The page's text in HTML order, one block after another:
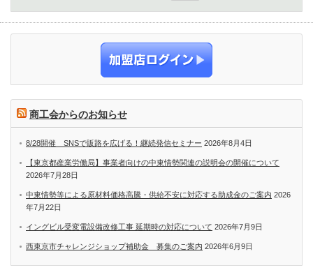
商工会からのお知らせ
8/28開催 SNSで販路を広げる！継続発信セミナー 2026年8月4日
【東京都産業労働局】事業者向けの中東情勢関連の説明会の開催について
2026年7月28日
中東情勢等による原材料価格高騰・供給不安に対応する助成金のご案内 2026
年7月22日
イングビル受変電設備改修工事 延期時の対応について 2026年7月9日
西東京市チャレンジショップ補助金 募集のご案内 2026年6月9日